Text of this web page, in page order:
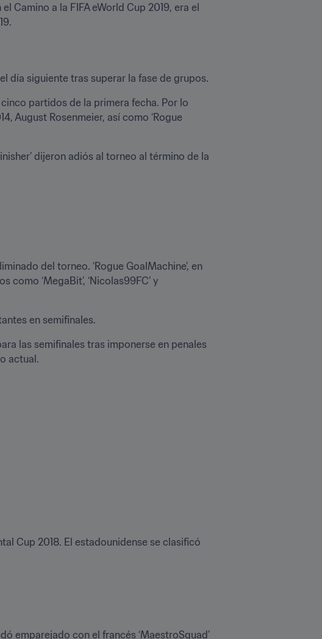
Camino a la FIFA eWorld Cup 2019, era el
día siguiente tras superar la fase de grupos.
cinco partidos de la primera fecha. Por lo
August Rosenmeier, así como ‘Rogue
dijeron adiós al torneo al término de la
del torneo. ‘Rogue GoalMachine’, en
‘MegaBit’, ‘Nicolas99FC’ y
en semifinales.
las semifinales tras imponerse en penales
actual.
Cup 2018. El estadounidense se clasificó
emparejado con el francés ‘MaestroSquad’